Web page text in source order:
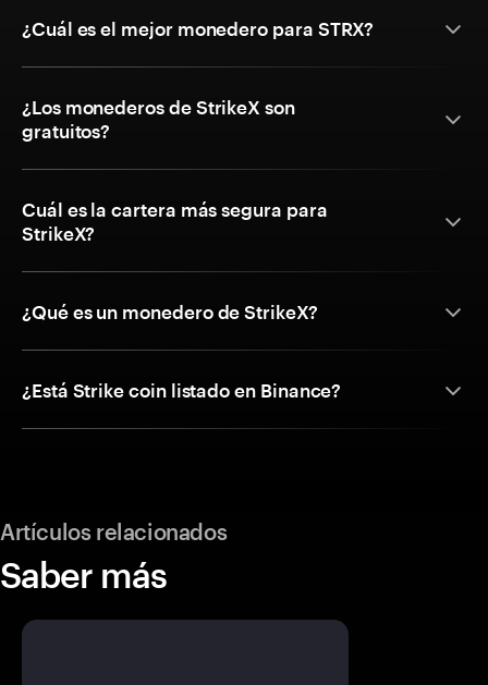
¿Cuál es el mejor monedero para STRX?
¿Los monederos de StrikeX son
gratuitos?
Cuál es la cartera más segura para
StrikeX?
¿Qué es un monedero de StrikeX?
¿Está Strike coin listado en Binance?
Artículos relacionados
Saber más